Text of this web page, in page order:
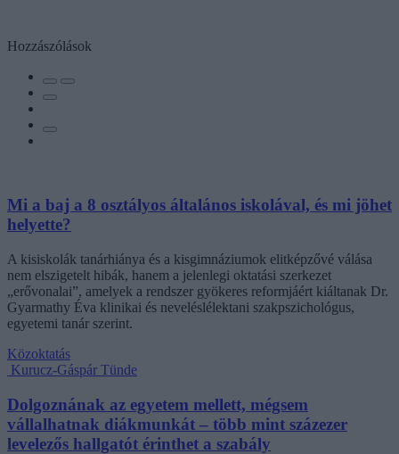
Hozzászólások
Mi a baj a 8 osztályos általános iskolával, és mi jöhet
helyette?
A kisiskolák tanárhiánya és a kisgimnáziumok elitképzővé válása
nem elszigetelt hibák, hanem a jelenlegi oktatási szerkezet
„erővonalai”, amelyek a rendszer gyökeres reformjáért kiáltanak Dr.
Gyarmathy Éva klinikai és neveléslélektani szakpszichológus,
egyetemi tanár szerint.
Közoktatás
Kurucz-Gáspár Tünde
Dolgoznának az egyetem mellett, mégsem
vállalhatnak diákmunkát – több mint százezer
levelezős hallgatót érinthet a szabály